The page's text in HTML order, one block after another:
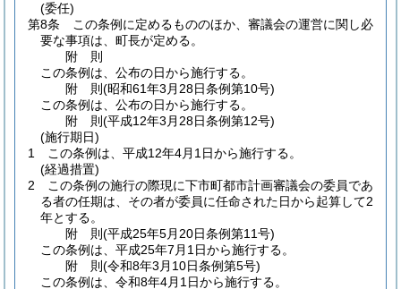
(委任)
第8条
この条例に定めるもののほか、審議会の運営に関し必
要な事項は、町長が定める。
附 則
この条例は、公布の日から施行する。
附 則(昭和61年3月28日条例第10号)
この条例は、公布の日から施行する。
附 則(平成12年3月28日条例第12号)
(施行期日)
1
この条例は、平成12年4月1日から施行する。
(経過措置)
2
この条例の施行の際現に下市町都市計画審議会の委員であ
る者の任期は、その者が委員に任命された日から起算して2
年とする。
附 則(平成25年5月20日条例第11号)
この条例は、平成25年7月1日から施行する。
附 則(令和8年3月10日条例第5号)
この条例は、令和8年4月1日から施行する。